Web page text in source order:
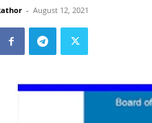
- August 12, 2021